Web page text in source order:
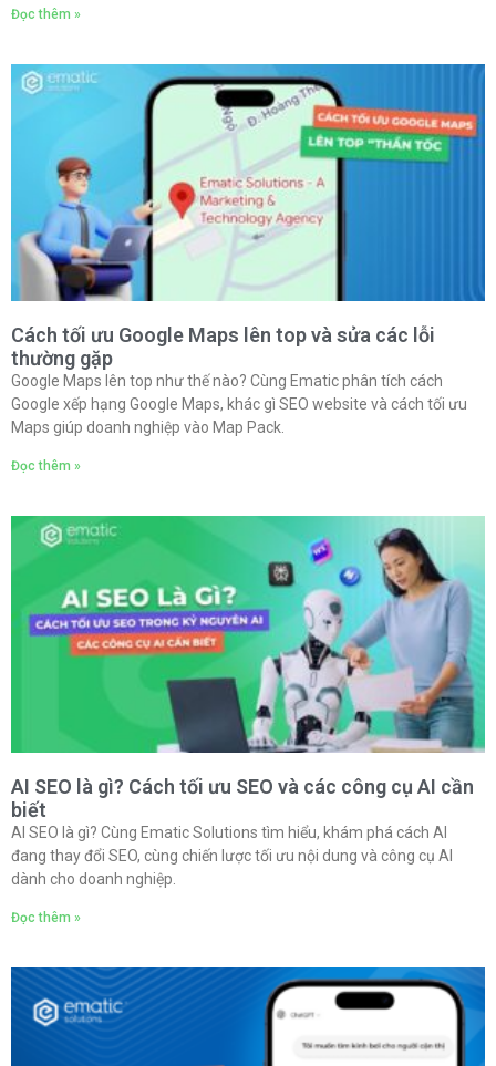
Đọc thêm »
Cách tối ưu Google Maps lên top và sửa các lỗi
thường gặp
Google Maps lên top như thế nào? Cùng Ematic phân tích cách
Google xếp hạng Google Maps, khác gì SEO website và cách tối ưu
Maps giúp doanh nghiệp vào Map Pack.
Đọc thêm »
AI SEO là gì? Cách tối ưu SEO và các công cụ AI cần
biết
AI SEO là gì? Cùng Ematic Solutions tìm hiểu, khám phá cách AI
đang thay đổi SEO, cùng chiến lược tối ưu nội dung và công cụ AI
dành cho doanh nghiệp.
Đọc thêm »